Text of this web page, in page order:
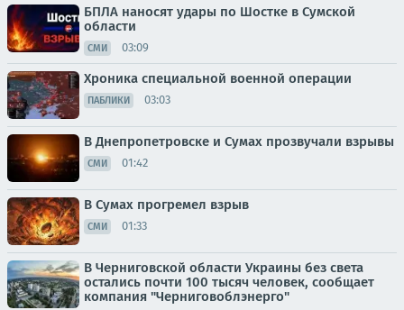
БПЛА наносят удары по Шостке в Сумской
области
СМИ 03:09
Хроника специальной военной операции
ПАБЛИКИ 03:03
В Днепропетровске и Сумах прозвучали взрывы
СМИ 01:42
В Сумах прогремел взрыв
СМИ 01:33
В Черниговской области Украины без света
остались почти 100 тысяч человек, сообщает
компания "Черниговоблэнерго"